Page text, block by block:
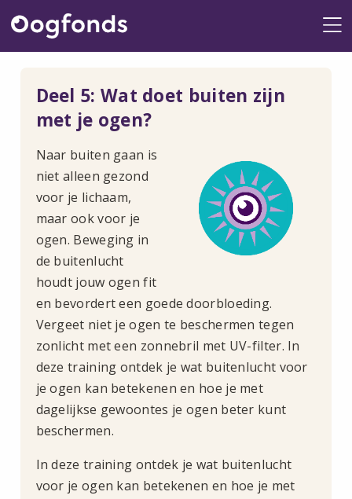
Deel 5: Wat doet buiten zijn
met je ogen?
Naar buiten gaan is
niet alleen gezond
voor je lichaam,
maar ook voor je
ogen. Beweging in
de buitenlucht
houdt jouw ogen fit
en bevordert een goede doorbloeding.
Vergeet niet je ogen te beschermen tegen
zonlicht met een zonnebril met UV-filter. In
deze training ontdek je wat buitenlucht voor
je ogen kan betekenen en hoe je met
dagelijkse gewoontes je ogen beter kunt
beschermen.
In deze training ontdek je wat buitenlucht
voor je ogen kan betekenen en hoe je met